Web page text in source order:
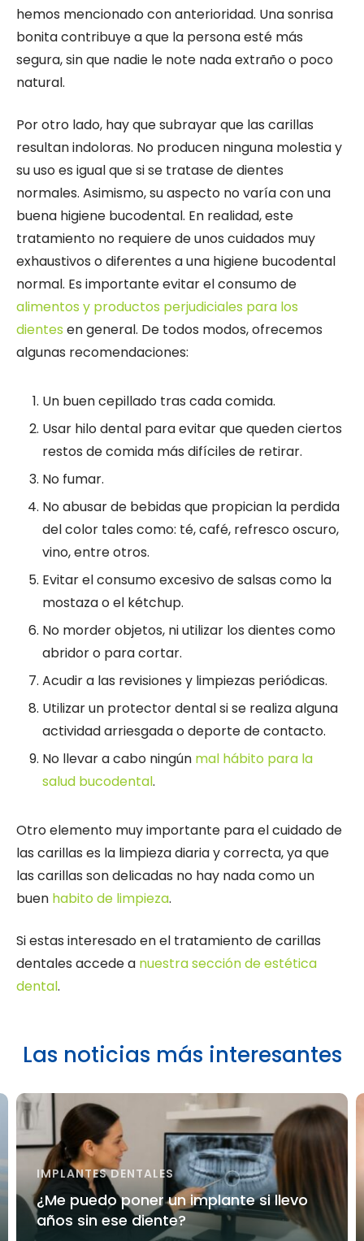
hemos mencionado con anterioridad. Una sonrisa
bonita contribuye a que la persona esté más
segura, sin que nadie le note nada extraño o poco
natural.
Por otro lado, hay que subrayar que las carillas
resultan indoloras. No producen ninguna molestia y
su uso es igual que si se tratase de dientes
normales. Asimismo, su aspecto no varía con una
buena higiene bucodental. En realidad, este
tratamiento no requiere de unos cuidados muy
exhaustivos o diferentes a una higiene bucodental
normal. Es importante evitar el consumo de
alimentos y productos perjudiciales para los
dientes en general. De todos modos, ofrecemos
algunas recomendaciones:
Un buen cepillado tras cada comida.
Usar hilo dental para evitar que queden ciertos
restos de comida más difíciles de retirar.
No fumar.
No abusar de bebidas que propician la perdida
del color tales como: té, café, refresco oscuro,
vino, entre otros.
Evitar el consumo excesivo de salsas como la
mostaza o el kétchup.
No morder objetos, ni utilizar los dientes como
abridor o para cortar.
Acudir a las revisiones y limpiezas periódicas.
Utilizar un protector dental si se realiza alguna
actividad arriesgada o deporte de contacto.
No llevar a cabo ningún mal hábito para la
salud bucodental.
Otro elemento muy importante para el cuidado de
las carillas es la limpieza diaria y correcta, ya que
las carillas son delicadas no hay nada como un
buen habito de limpieza.
Si estas interesado en el tratamiento de carillas
dentales accede a nuestra sección de estética
dental.
Las noticias más interesantes
IMPLANTES DENTALES
¿Me puedo poner un implante si llevo
años sin ese diente?